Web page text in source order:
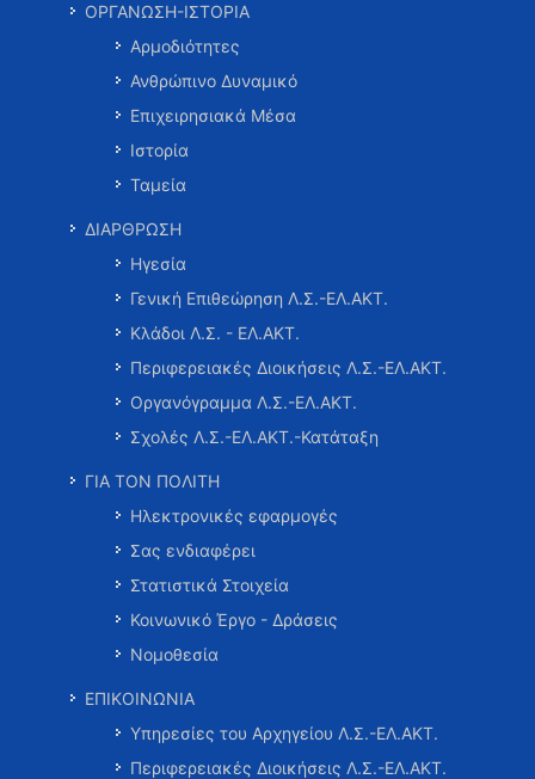
ΟΡΓΑΝΩΣΗ-ΙΣΤΟΡΙΑ
Αρμοδιότητες
Ανθρώπινο Δυναμικό
Επιχειρησιακά Μέσα
Ιστορία
Ταμεία
ΔΙΑΡΘΡΩΣΗ
Ηγεσία
Γενική Επιθεώρηση Λ.Σ.-ΕΛ.ΑΚΤ.
Κλάδοι Λ.Σ. - ΕΛ.ΑΚΤ.
Περιφερειακές Διοικήσεις Λ.Σ.-ΕΛ.ΑΚΤ.
Οργανόγραμμα Λ.Σ.-ΕΛ.ΑΚΤ.
Σχολές Λ.Σ.-ΕΛ.ΑΚΤ.-Κατάταξη
ΓΙΑ ΤΟΝ ΠΟΛΙΤΗ
Ηλεκτρονικές εφαρμογές
Σας ενδιαφέρει
Στατιστικά Στοιχεία
Κοινωνικό Έργο - Δράσεις
Νομοθεσία
ΕΠΙΚΟΙΝΩΝΙΑ
Υπηρεσίες του Αρχηγείου Λ.Σ.-ΕΛ.ΑΚΤ.
Περιφερειακές Διοικήσεις Λ.Σ.-ΕΛ.ΑΚΤ.